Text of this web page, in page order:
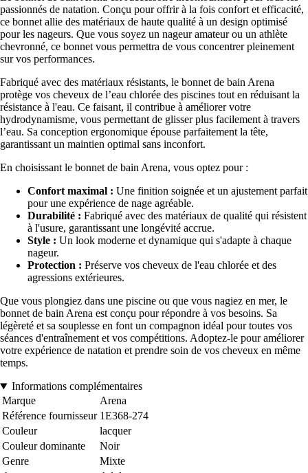
passionnés de natation. Conçu pour offrir à la fois confort et efficacité,
ce bonnet allie des matériaux de haute qualité à un design optimisé
pour les nageurs. Que vous soyez un nageur amateur ou un athlète
chevronné, ce bonnet vous permettra de vous concentrer pleinement
sur vos performances.
Fabriqué avec des matériaux résistants, le bonnet de bain Arena
protège vos cheveux de l’eau chlorée des piscines tout en réduisant la
résistance à l'eau. Ce faisant, il contribue à améliorer votre
hydrodynamisme, vous permettant de glisser plus facilement à travers
l’eau. Sa conception ergonomique épouse parfaitement la tête,
garantissant un maintien optimal sans inconfort.
En choisissant le bonnet de bain Arena, vous optez pour :
Confort maximal : Une finition soignée et un ajustement parfait
pour une expérience de nage agréable.
Durabilité : Fabriqué avec des matériaux de qualité qui résistent
à l'usure, garantissant une longévité accrue.
Style : Un look moderne et dynamique qui s'adapte à chaque
nageur.
Protection : Préserve vos cheveux de l'eau chlorée et des
agressions extérieures.
Que vous plongiez dans une piscine ou que vous nagiez en mer, le
bonnet de bain Arena est conçu pour répondre à vos besoins. Sa
légèreté et sa souplesse en font un compagnon idéal pour toutes vos
séances d'entraînement et vos compétitions. Adoptez-le pour améliorer
votre expérience de natation et prendre soin de vos cheveux en même
temps.
Informations complémentaires
Marque
Arena
Référence fournisseur 1E368-274
Couleur
lacquer
Couleur dominante
Noir
Genre
Mixte